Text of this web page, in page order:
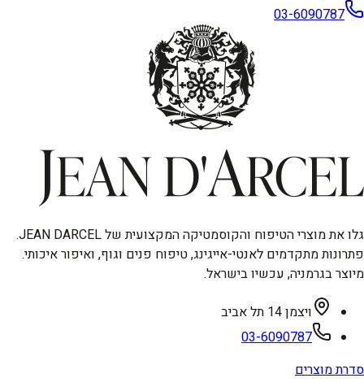
03-6090787
גלו את מוצרי הטיפוח והקוסמטיקה המקצועית של JEAN DARCEL.
פתרונות מתקדמים לאנטי-אייגינג, טיפוח פנים וגוף, ואיפור איכותי.
מיוצר בגרמניה, עכשיו בישראל.
ויצמן 14 תל אביב
03-6090787
סדרת מוצרים